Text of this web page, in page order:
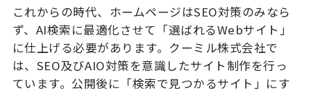
これからの時代、ホームページはSEO対策のみなら
ず、AI検索に最適化させて「選ばれるWebサイト」
に仕上げる必要があります。クーミル株式会社で
は、SEO及びAIO対策を意識したサイト制作を行っ
ています。公開後に「検索で見つかるサイト」にす